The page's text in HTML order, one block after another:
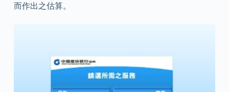
而作出之估算。